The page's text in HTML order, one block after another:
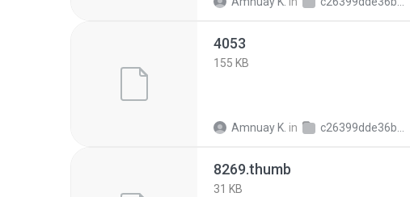
4053
155 KB
Amnuay K. in c26399dde36b377ad651b0cc6d017d8f4
8269.thumb
31 KB